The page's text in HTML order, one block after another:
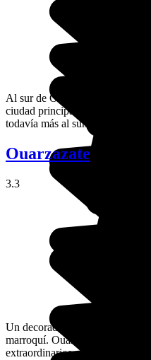
Al sur de Ouarzazate y en el
ciudad principal en el camino a
todavía más al sur.
Ouarzazate
3.3
Un decorado de cine en esta
marroquí. Ouarzazate ha
extraordinarios.